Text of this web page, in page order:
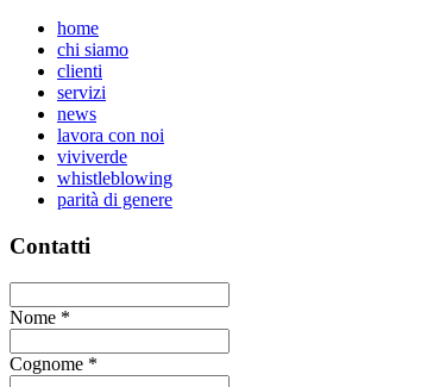
home
chi siamo
clienti
servizi
news
lavora con noi
viviverde
whistleblowing
parità di genere
Contatti
Nome *
Cognome *